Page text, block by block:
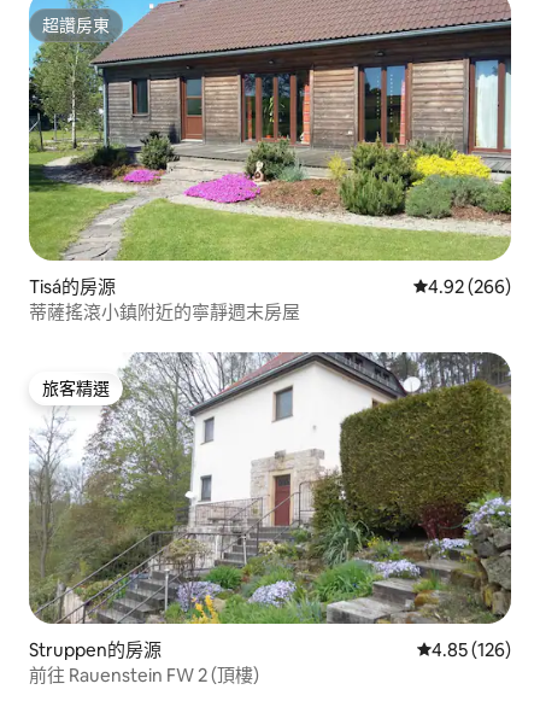
超讚房東
超讚房東
Tisá的房源 從 266 則評價
4.92 (266)
蒂薩搖滾小鎮附近的寧靜週末房屋
旅客精選
旅客精選
Struppen的房源 從 126 則評價
4.85 (126)
前往 Rauenstein FW 2 (頂樓)